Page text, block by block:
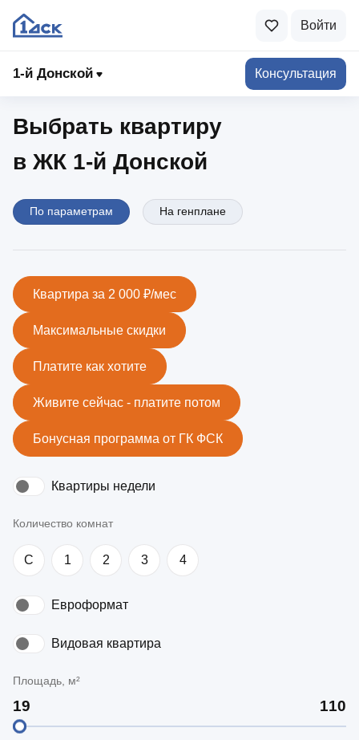
Войти
1-й Донской Консультация
1‑й Донской
Выбрать квартиру
в ЖК 1‑й Донской
По параметрам На генплане
Квартира за 2 000 ₽/мес
Максимальные скидки
Платите как хотите
Живите сейчас - платите потом
Бонусная программа от ГК ФСК
Квартиры недели
Количество комнат
C 1 2 3 4
Евроформат
Видовая квартира
Площадь, м²